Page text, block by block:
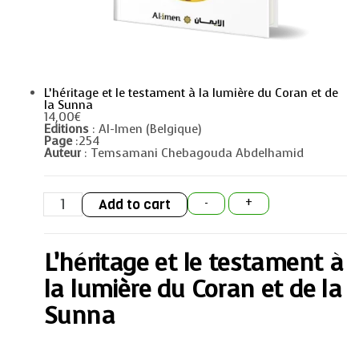
L’héritage et le testament à la lumière du Coran et de
la Sunna
14,00€
Editions : Al-Imen (Belgique)
Page:254
Auteur : Temsamani Chebagouda Abdelhamid
-
L'héritage
le
la
lumière
du
Coran
et
de
+
Add to cart
L’héritage et le testament à
la lumière du Coran et de la
Sunna